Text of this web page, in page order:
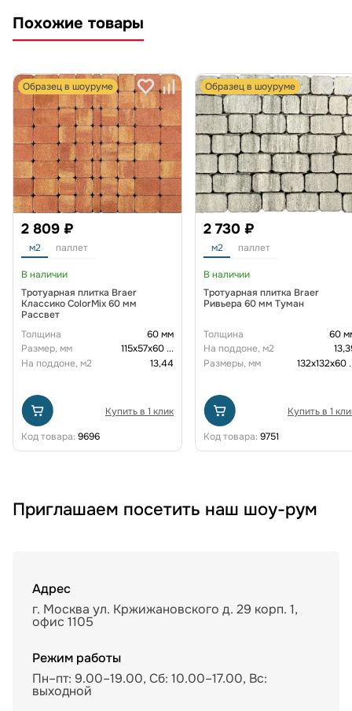
Похожие товары
Образец в шоуруме
2 809 ₽
м2 паллет
В наличии
Тротуарная плитка Braer
Классико ColorMix 60 мм
Рассвет
Толщина
60 мм
Размер, мм
115х57х60...
На поддоне, м2
13,44
Купить в 1 клик
Код товара: 9696
Образец в шоуруме
2 730 ₽
м2 паллет
В наличии
Тротуарная плитка Braer
Ривьера 60 мм Туман
Толщина
60
На поддоне, м2
Размеры, мм
132х132х60
Купить в 1
Код товара: 9751
Приглашаем посетить наш шоу-рум
Адрес
г. Москва ул. Кржижановского д. 29 корп. 1,
офис 1105
Режим работы
Пн–пт: 9.00–19.00, Сб: 10.00–17.00, Вс:
выходной